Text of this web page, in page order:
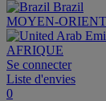
Brazil
MOYEN-ORIENT
AFRIQUE
Se connecter
Liste d'envies
0